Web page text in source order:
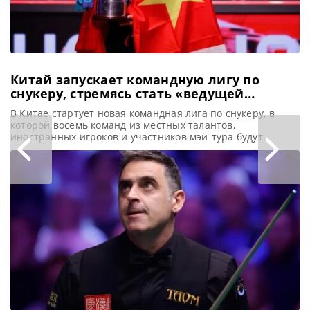
спортсмену не
только
континентальный
Китай запускает командную лигу по
снукеру, стремясь стать «ведущей
державой»
В Китае стартует новая командная лига по снукеру, в
которой восемь команд из местных талантов,
иностранных игроков и участников мэй-тура будут
сражаться с мая по декабрь, сообщает metrouk Стремясь
утвердиться в качестве лидирующей нации в мире
снукера, Китай инициировал создание новой командной
лиги. Этот шаг является частью амбициозного плана по
трансформации из просто «бильярдной державы»